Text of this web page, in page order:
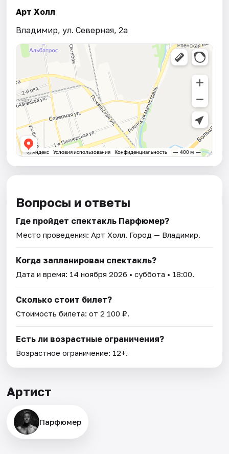
Арт Холл
Владимир, ул. Северная, 2а
Вопросы и ответы
Где пройдет спектакль Парфюмер?
Место проведения:Арт Холл. Город — Владимир.
Когда запланирован спектакль?
Дата и время: 14 ноября 2026 • суббота • 18:00.
Сколько стоит билет?
Стоимость билета: от 2 100 ₽.
Есть ли возрастные ограничения?
Возрастное ограничение: 12+.
Артист
Парфюмер